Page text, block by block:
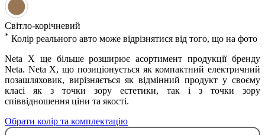
Світло-корічневий
* Колiр реального авто може вiдрiзнятися вiд того, що на фото
Neta X ще більше розширює асортимент продукції бренду
Neta. Neta X, що позиціонується як компактний електричний
позашляховик, вирізняється як відмінний продукт у своєму
класі як з точки зору естетики, так і з точки зору
співвідношення ціни та якості.
Обрати колір та комплектацію